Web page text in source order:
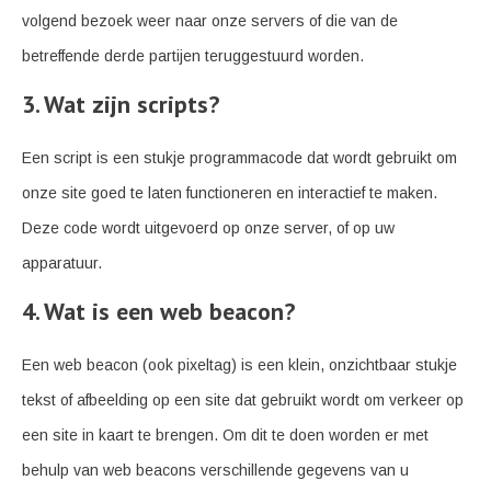
volgend bezoek weer naar onze servers of die van de
betreffende derde partijen teruggestuurd worden.
3. Wat zijn scripts?
Een script is een stukje programmacode dat wordt gebruikt om
onze site goed te laten functioneren en interactief te maken.
Deze code wordt uitgevoerd op onze server, of op uw
apparatuur.
4. Wat is een web beacon?
Een web beacon (ook pixeltag) is een klein, onzichtbaar stukje
tekst of afbeelding op een site dat gebruikt wordt om verkeer op
een site in kaart te brengen. Om dit te doen worden er met
behulp van web beacons verschillende gegevens van u